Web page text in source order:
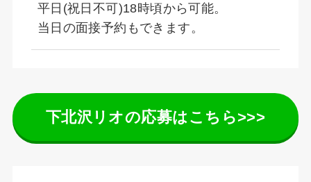
平日(祝日不可)18時頃から可能。
当日の面接予約もできます。
下北沢リオの応募はこちら>>>